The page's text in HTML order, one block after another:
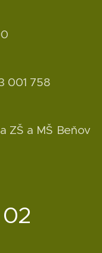
001 758
ZŠ a MŠ Beňov